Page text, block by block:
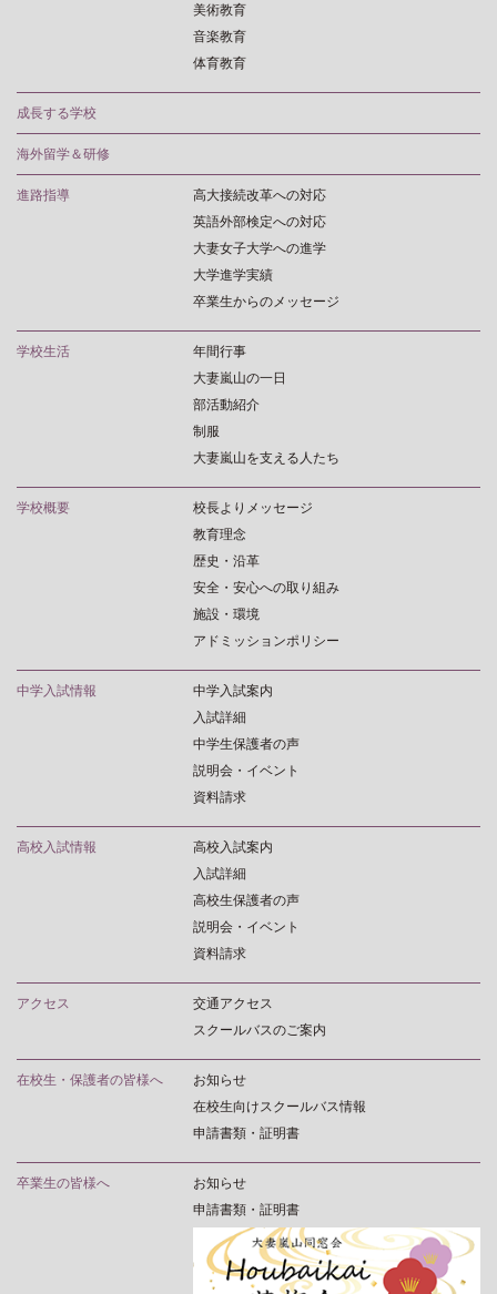
美術教育
音楽教育
体育教育
成長する学校
海外留学＆研修
進路指導
高大接続改革への対応
英語外部検定への対応
大妻女子大学への進学
大学進学実績
卒業生からのメッセージ
学校生活
年間行事
大妻嵐山の一日
部活動紹介
制服
大妻嵐山を支える人たち
学校概要
校長よりメッセージ
教育理念
歴史・沿革
安全・安心への取り組み
施設・環境
アドミッションポリシー
中学入試情報
中学入試案内
入試詳細
中学生保護者の声
説明会・イベント
資料請求
高校入試情報
高校入試案内
入試詳細
高校生保護者の声
説明会・イベント
資料請求
アクセス
交通アクセス
スクールバスのご案内
在校生・保護者の皆様へ
お知らせ
在校生向けスクールバス情報
申請書類・証明書
卒業生の皆様へ
お知らせ
申請書類・証明書